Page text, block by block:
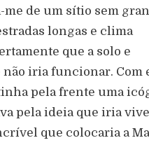
me de um sítio sem
longas e clima
que a solo e
iria funcionar. Com
pela frente uma
pela ideia que iria
que colocaria a